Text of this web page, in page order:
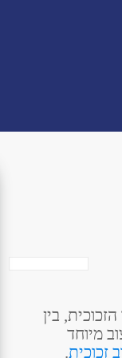
בין
מיוחד
זכוכית.